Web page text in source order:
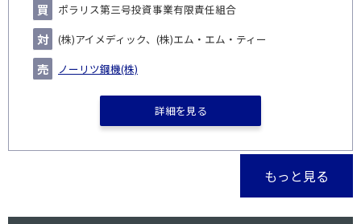
ポラリス第三号投資事業有限責任組合
(株)アイメディック、(株)エム・エム・ティー
ノーリツ鋼機(株)
詳細を見る
もっと見る